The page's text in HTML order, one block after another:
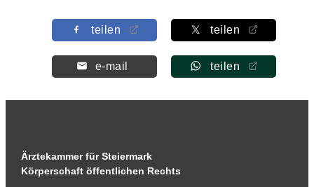
teilen teilen
e-mail teilen
Ärztekammer für Steiermark
Körperschaft öffentlichen Rechts